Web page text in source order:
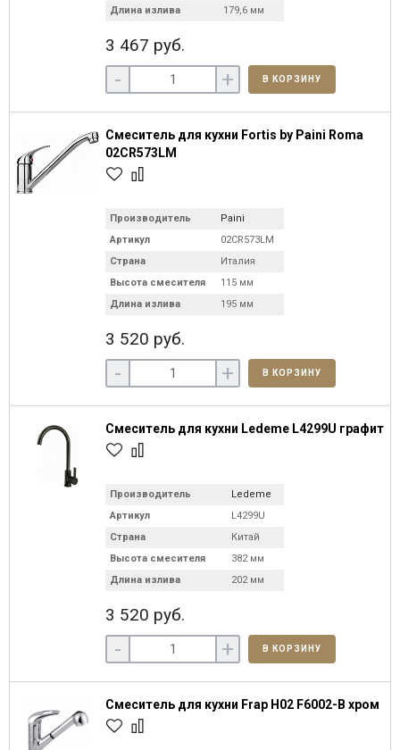
Длина излива
179,6 мм
3 467 руб.
- + В КОРЗИНУ
Смеситель для кухни Fortis by Paini Roma
02CR573LM
Производитель
Paini
Артикул
02CR573LM
Страна
Италия
Высота смесителя
115 мм
Длина излива
195 мм
3 520 руб.
- + В КОРЗИНУ
Смеситель для кухни Ledeme L4299U графит
Производитель
Ledeme
Артикул
L4299U
Страна
Китай
Высота смесителя
382 мм
Длина излива
202 мм
3 520 руб.
- + В КОРЗИНУ
Смеситель для кухни Frap H02 F6002-B хром